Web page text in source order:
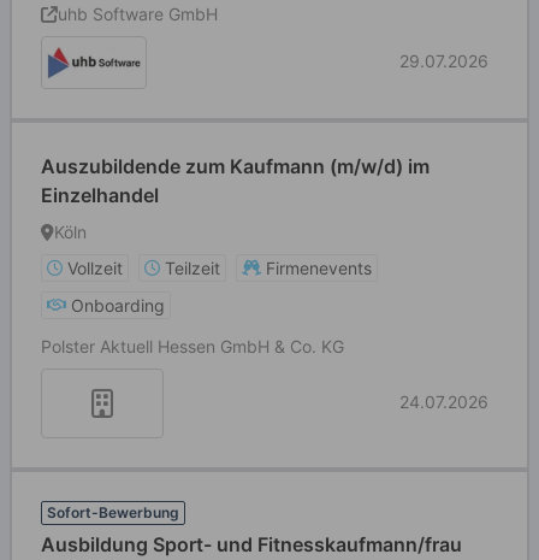
uhb Software GmbH
29.07.2026
Auszubildende zum Kaufmann (m/w/d) im
Einzelhandel
Köln
Vollzeit
Teilzeit
Firmenevents
Onboarding
Polster Aktuell Hessen GmbH & Co. KG
24.07.2026
Sofort-Bewerbung
Ausbildung Sport- und Fitnesskaufmann/frau